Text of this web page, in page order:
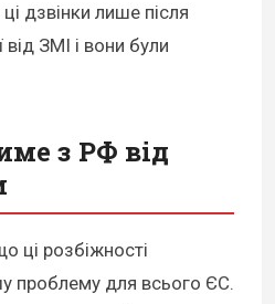
дзвінки лише після
від ЗМІ і вони були
з РФ від
ці розбіжності
проблему для всього ЄС.